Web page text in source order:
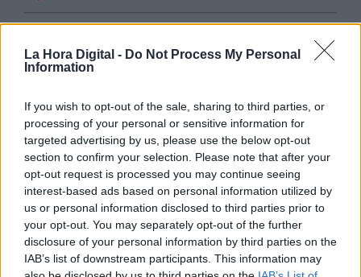
La Hora Digital - Do Not Process My Personal
Information
If you wish to opt-out of the sale, sharing to third parties, or
processing of your personal or sensitive information for
targeted advertising by us, please use the below opt-out
section to confirm your selection. Please note that after your
opt-out request is processed you may continue seeing
interest-based ads based on personal information utilized by
us or personal information disclosed to third parties prior to
your opt-out. You may separately opt-out of the further
disclosure of your personal information by third parties on the
IAB’s list of downstream participants. This information may
OPINIONES DIVERSAS
¿La ciudadanía de Occidente
es consciente del riesgo de
una tercera guerra mundial?
Por Álvaro Frutos Rosado y Gabinete
Geopolítica de Crisis
Suelta y confía
María Comesaña